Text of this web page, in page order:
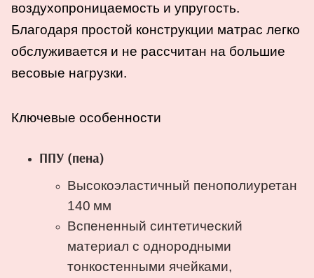
воздухопроницаемость и упругость.
Благодаря простой конструкции матрас легко
обслуживается и не рассчитан на большие
весовые нагрузки.
Ключевые особенности
ППУ (пена)
Высокоэластичный пенополиуретан
140 мм
Вспененный синтетический
материал с однородными
тонкостенными ячейками,